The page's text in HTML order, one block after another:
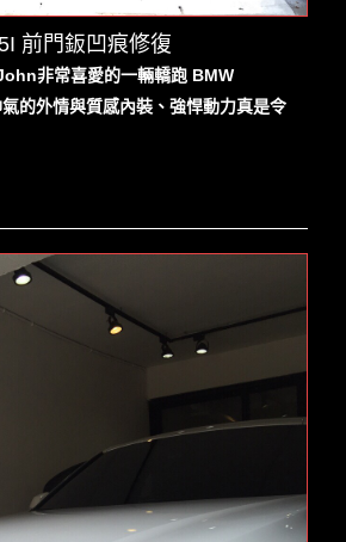
前門鈑凹痕修復
非常喜愛的一輛轎跑 BMW
的外情與質感內裝、強悍動力真是令